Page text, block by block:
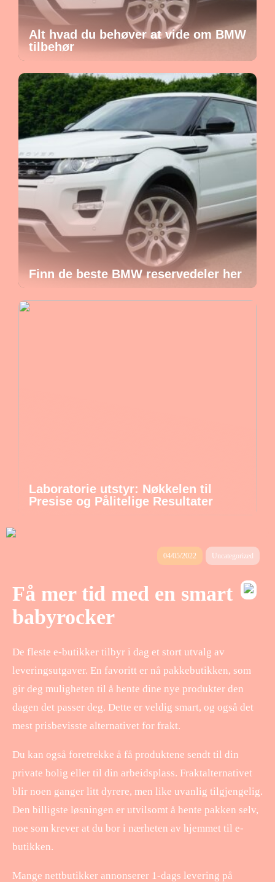
Alt hvad du behøver at vide om BMW
tilbehør
Finn de beste BMW reservedeler her
Laboratorie utstyr: Nøkkelen til
Presise og Pålitelige Resultater
04/05/2022 Uncategorized
Få mer tid med en smart
babyrocker
De fleste e-butikker tilbyr i dag et stort utvalg av
leveringsutgaver. En favoritt er nå pakkebutikken, som
gir deg muligheten til å hente dine nye produkter den
dagen det passer deg. Dette er veldig smart, og også det
mest prisbevisste alternativet for frakt.
Du kan også foretrekke å få produktene sendt til din
private bolig eller til din arbeidsplass. Fraktalternativet
blir noen ganger litt dyrere, men like uvanlig tilgjengelig.
Den billigste løsningen er utvilsomt å hente pakken selv,
noe som krever at du bor i nærheten av hjemmet til e-
butikken.
Mange nettbutikker annonserer 1-dags levering på